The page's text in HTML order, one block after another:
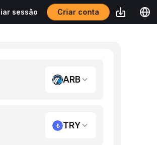
sessão Criar conta
ARB
TRY